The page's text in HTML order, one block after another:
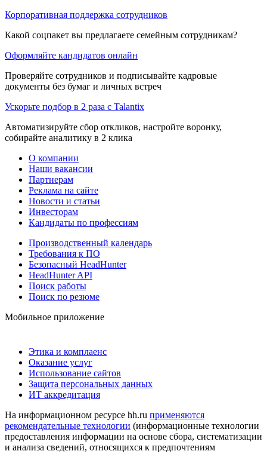
Корпоративная поддержка сотрудников
Какой соцпакет вы предлагаете семейным сотрудникам?
Оформляйте кандидатов онлайн
Проверяйте сотрудников и подписывайте кадровые
документы без бумаг и личных встреч
Ускорьте подбор в 2 раза с Talantix
Автоматизируйте сбор откликов, настройте воронку,
собирайте аналитику в 2 клика
О компании
Наши вакансии
Партнерам
Реклама на сайте
Новости и статьи
Инвесторам
Кандидаты по профессиям
Производственный календарь
Требования к ПО
Безопасный HeadHunter
HeadHunter API
Поиск работы
Поиск по резюме
Мобильное приложение
Этика и комплаенс
Оказание услуг
Использование сайтов
Защита персональных данных
ИТ аккредитация
На информационном ресурсе hh.ru применяются
рекомендательные технологии (информационные технологии
предоставления информации на основе сбора, систематизации
и анализа сведений, относящихся к предпочтениям